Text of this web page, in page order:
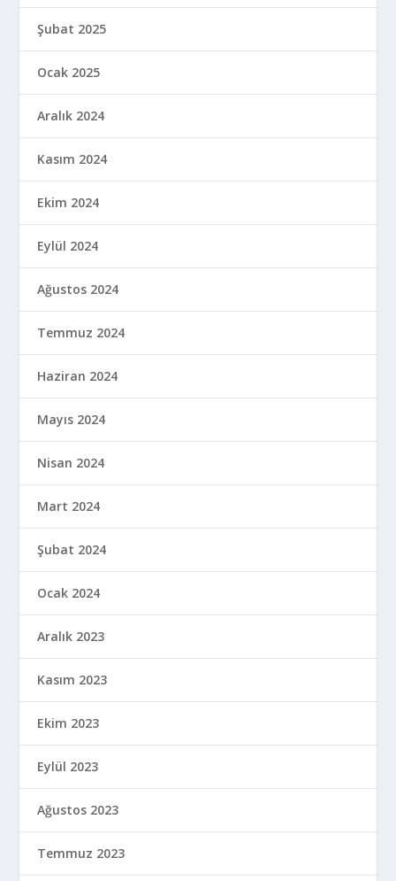
Şubat 2025
Ocak 2025
Aralık 2024
Kasım 2024
Ekim 2024
Eylül 2024
Ağustos 2024
Temmuz 2024
Haziran 2024
Mayıs 2024
Nisan 2024
Mart 2024
Şubat 2024
Ocak 2024
Aralık 2023
Kasım 2023
Ekim 2023
Eylül 2023
Ağustos 2023
Temmuz 2023